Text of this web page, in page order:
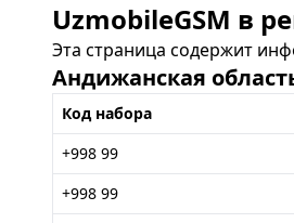
UzmobileGSM в
Эта страница содержит
Андижанская
Код набора
+998 99
+998 99